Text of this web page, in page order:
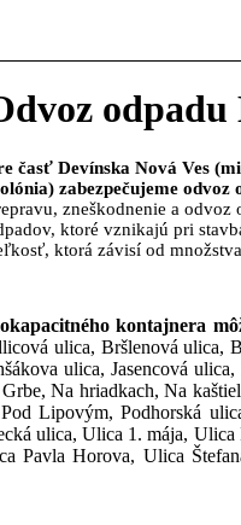
odpadu
časť Devínska Nová Ves
zabezpečujeme
zneškodnenie a
ktoré vznikajú pri
ktorá závisí od
kontajnera
ulica, Bršlenová ulica,
ulica, Jasencová
Na hriadkach, Na
Lipovým, Podhorská
ulica, Ulica 1. mája,
Pavla Horova, Ulica